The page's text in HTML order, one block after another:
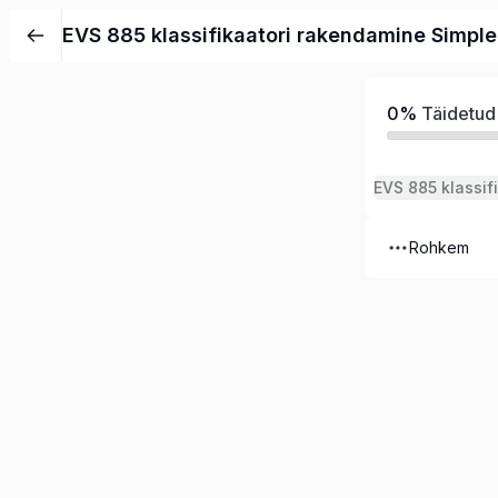
EVS 885 klassifikaatori rakendamine
0% Täidetud
Rohkem